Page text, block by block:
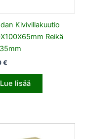
Kivivillakuutio
Reikä
€
Lue lisää